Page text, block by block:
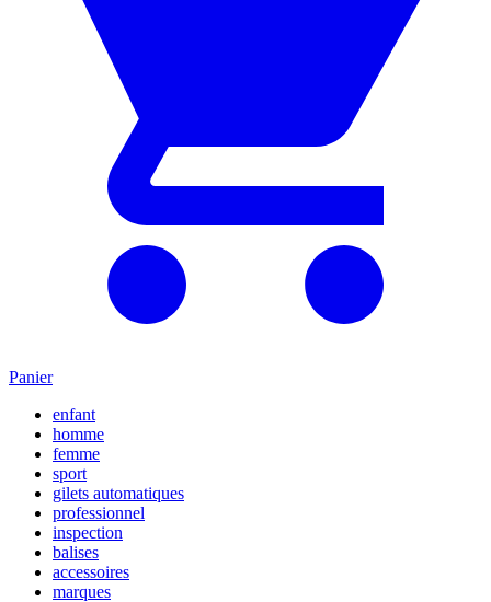
Panier
enfant
homme
femme
sport
gilets automatiques
professionnel
inspection
balises
accessoires
marques